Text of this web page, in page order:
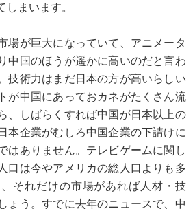
しまいます。
場が巨大になっていて、アニメータ
中国のほうが遥かに高いのだと言わ
技術力はまだ日本の方が高いらしい
が中国にあっておカネがたくさん流
、しばらくすれば中国が日本以上の
本企業がむしろ中国企業の下請けに
はありません。テレビゲームに関し
口は今やアメリカの総人口よりも多
それだけの市場があれば人材・技
ょう。すでに去年のニュースで、中